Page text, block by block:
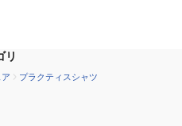
リ
プラクティスシャツ